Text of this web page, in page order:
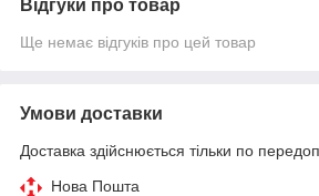
Відгуки про товар
Ще немає відгуків про цей товар
Умови доставки
Доставка здійснюється тільки по
Нова Пошта